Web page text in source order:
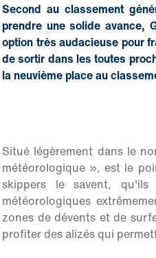
Second au classement
prendre une solide avance,
option très audacieuse pour
de sortir dans les toutes
la neuvième place au
Situé légèrement dans le
météorologique », est le
skippers le savent,
météorologiques
zones de dévents et de
profiter des alizés qui